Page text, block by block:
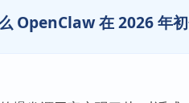
OpenClaw 在 2026 年